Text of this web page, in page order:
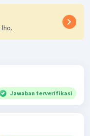
Jawaban terverifikasi